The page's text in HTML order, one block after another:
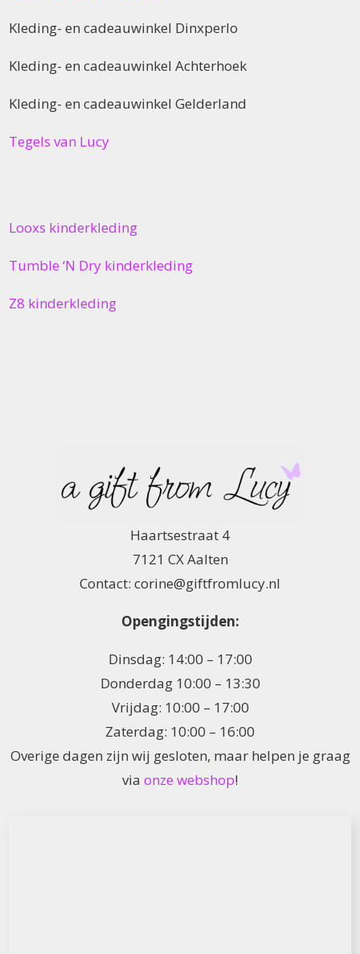
Kleding- en cadeauwinkel Dinxperlo
Kleding- en cadeauwinkel Achterhoek
Kleding- en cadeauwinkel Gelderland
Tegels van Lucy
Looxs kinderkleding
Tumble ‘N Dry kinderkleding
Z8 kinderkleding
Haartsestraat 4
7121 CX Aalten
Contact: corine@giftfromlucy.nl
Opengingstijden:
Dinsdag: 14:00 – 17:00
Donderdag 10:00 – 13:30
Vrijdag: 10:00 – 17:00
Zaterdag: 10:00 – 16:00
Overige dagen zijn wij gesloten, maar helpen je graag
via onze webshop!